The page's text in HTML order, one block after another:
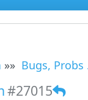
»» Bugs, Probs
#27015